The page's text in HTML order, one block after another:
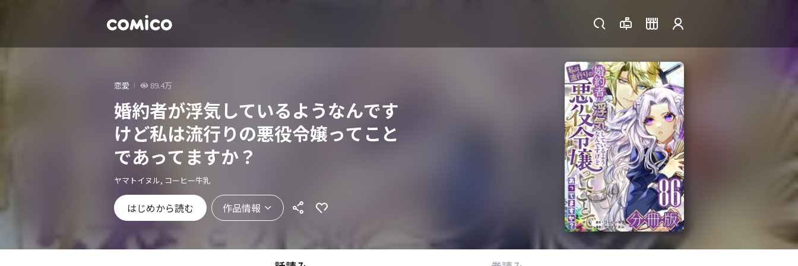
恋愛 89.4万
婚約者が浮気しているようなんです
けど私は流行りの悪役令嬢ってこと
であってますか？
ヤマトイヌル, コーヒー牛乳
はじめから読む 作品情報